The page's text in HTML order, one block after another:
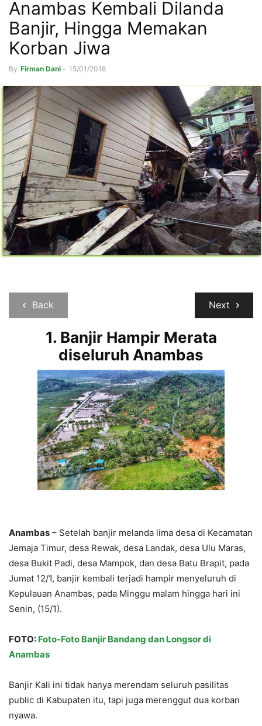
Anambas Kembali Dilanda
Banjir, Hingga Memakan
Korban Jiwa
By Firman Dani - 15/01/2018
Back Next
1. Banjir Hampir Merata
diseluruh Anambas
Anambas – Setelah banjir melanda lima desa di Kecamatan
Jemaja Timur, desa Rewak, desa Landak, desa Ulu Maras,
desa Bukit Padi, desa Mampok, dan desa Batu Brapit, pada
Jumat 12/1, banjir kembali terjadi hampir menyeluruh di
Kepulauan Anambas, pada Minggu malam hingga hari ini
Senin, (15/1).
FOTO: Foto-Foto Banjir Bandang dan Longsor di
Anambas
Banjir Kali ini tidak hanya merendam seluruh pasilitas
public di Kabupaten itu, tapi juga merenggut dua korban
nyawa.